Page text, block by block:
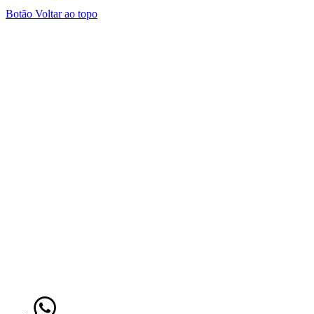
Botão Voltar ao topo